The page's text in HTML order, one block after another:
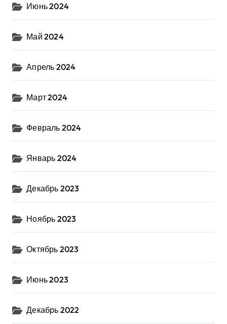
Июнь 2024
Май 2024
Апрель 2024
Март 2024
Февраль 2024
Январь 2024
Декабрь 2023
Ноябрь 2023
Октябрь 2023
Июнь 2023
Декабрь 2022